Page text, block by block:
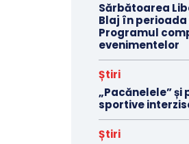
Sărbătoarea
Blaj în perioada
Programul
evenimentelor
Știri
„Pacănelele” și
sportive
Știri